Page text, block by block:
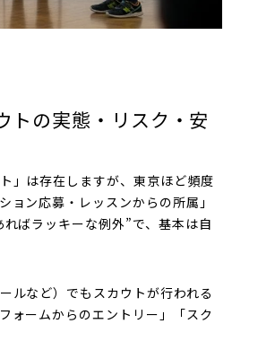
トの実態・リスク・安
」は存在しますが、東京ほど頻度
ン応募・レッスンからの所属」
ばラッキーな例外”で、基本は自
ルなど）でもスカウトが行われる
ォームからのエントリー」「スク